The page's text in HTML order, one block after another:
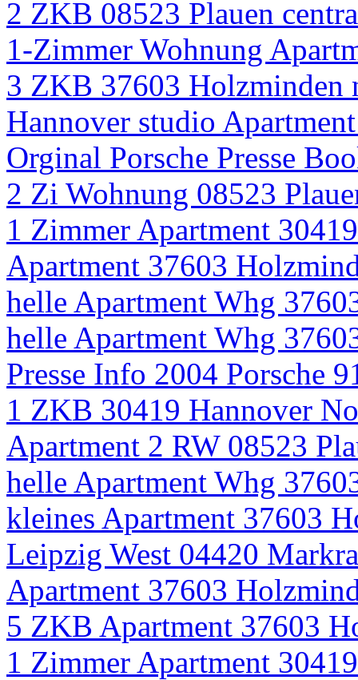
2 ZKB 08523 Plauen
1-Zimmer Wohnung
3 ZKB 37603 Holzminden
Hannover studio
Orginal Porsche Presse
2 Zi Wohnung 08523
1 Zimmer Apartment
Apartment 37603
helle Apartment Whg
helle Apartment Whg
Presse Info 2004 Porsche
1 ZKB 30419 Hannover
Apartment 2 RW 08523
helle Apartment Whg
kleines Apartment 37603
Leipzig West 04420
Apartment 37603
5 ZKB Apartment 37603
1 Zimmer Apartment